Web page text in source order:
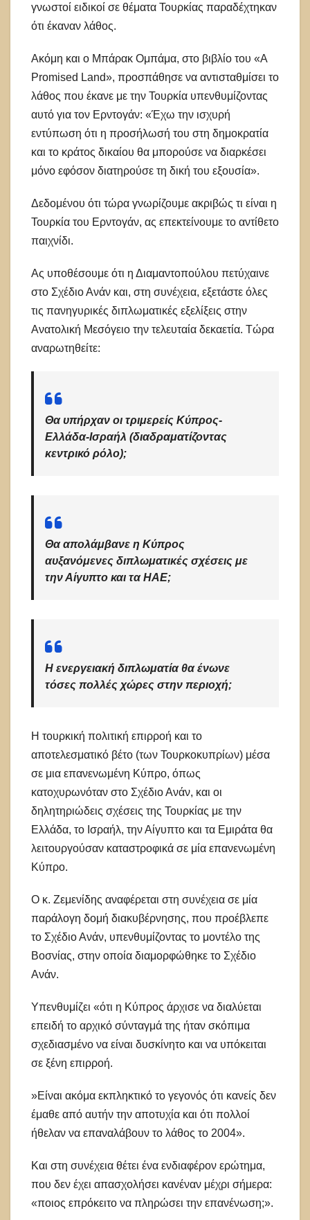
γνωστοί ειδικοί σε θέματα Τουρκίας παραδέχτηκαν
ότι έκαναν λάθος.
Ακόμη και ο Μπάρακ Ομπάμα, στο βιβλίο του «A
Promised Land», προσπάθησε να αντισταθμίσει το
λάθος που έκανε με την Τουρκία υπενθυμίζοντας
αυτό για τον Ερντογάν: «Έχω την ισχυρή
εντύπωση ότι η προσήλωσή του στη δημοκρατία
και το κράτος δικαίου θα μπορούσε να διαρκέσει
μόνο εφόσον διατηρούσε τη δική του εξουσία».
Δεδομένου ότι τώρα γνωρίζουμε ακριβώς τι είναι η
Τουρκία του Ερντογάν, ας επεκτείνουμε το αντίθετο
παιχνίδι.
Ας υποθέσουμε ότι η Διαμαντοπούλου πετύχαινε
στο Σχέδιο Ανάν και, στη συνέχεια, εξετάστε όλες
τις πανηγυρικές διπλωματικές εξελίξεις στην
Ανατολική Μεσόγειο την τελευταία δεκαετία. Τώρα
αναρωτηθείτε:
Θα υπήρχαν οι τριμερείς Κύπρος-
Ελλάδα-Ισραήλ (διαδραματίζοντας
κεντρικό ρόλο);
Θα απολάμβανε η Κύπρος
αυξανόμενες διπλωματικές σχέσεις με
την Αίγυπτο και τα ΗΑΕ;
Η ενεργειακή διπλωματία θα ένωνε
τόσες πολλές χώρες στην περιοχή;
Η τουρκική πολιτική επιρροή και το
αποτελεσματικό βέτο (των Τουρκοκυπρίων) μέσα
σε μια επανενωμένη Κύπρο, όπως
κατοχυρωνόταν στο Σχέδιο Ανάν, και οι
δηλητηριώδεις σχέσεις της Τουρκίας με την
Ελλάδα, το Ισραήλ, την Αίγυπτο και τα Εμιράτα θα
λειτουργούσαν καταστροφικά σε μία επανενωμένη
Κύπρο.
Ο κ. Ζεμενίδης αναφέρεται στη συνέχεια σε μία
παράλογη δομή διακυβέρνησης, που προέβλεπε
το Σχέδιο Ανάν, υπενθυμίζοντας το μοντέλο της
Βοσνίας, στην οποία διαμορφώθηκε το Σχέδιο
Ανάν.
Υπενθυμίζει «ότι η Κύπρος άρχισε να διαλύεται
επειδή το αρχικό σύνταγμά της ήταν σκόπιμα
σχεδιασμένο να είναι δυσκίνητο και να υπόκειται
σε ξένη επιρροή.
»Είναι ακόμα εκπληκτικό το γεγονός ότι κανείς δεν
έμαθε από αυτήν την αποτυχία και ότι πολλοί
ήθελαν να επαναλάβουν το λάθος το 2004».
Και στη συνέχεια θέτει ένα ενδιαφέρον ερώτημα,
που δεν έχει απασχολήσει κανέναν μέχρι σήμερα:
«ποιος επρόκειτο να πληρώσει την επανένωση;».